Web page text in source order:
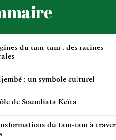
du tam-tam : des racines
: un symbole culturel
de Soundiata Keïta
du tam-tam à